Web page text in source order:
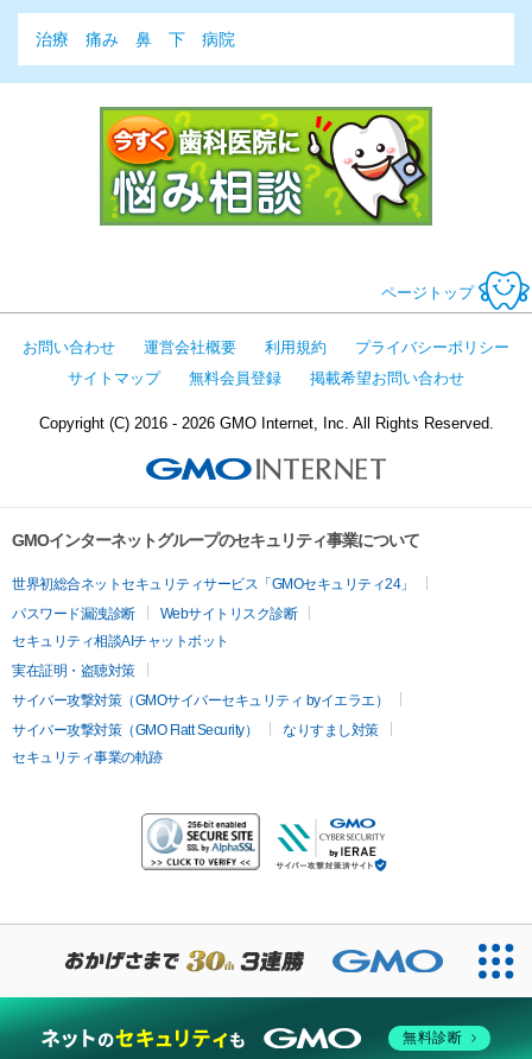
治療 痛み 鼻 下 病院
ページトップ
お問い合わせ 運営会社概要 利用規約
プライバシーポリシー
サイトマップ
無料会員登録 掲載希望お問い合わせ
Copyright (C) 2016 - 2026 GMO Internet, Inc. All Rights Reserved.
GMOインターネットグループのセキュリティ事業について
世界初総合ネットセキュリティサービス「GMOセキュリティ24」
パスワード漏洩診断
Webサイトリスク診断
セキュリティ相談AIチャットボット
実在証明・盗聴対策
サイバー攻撃対策（GMOサイバーセキュリティ byイエラエ）
サイバー攻撃対策（GMO Flatt Security）
なりすまし対策
セキュリティ事業の軌跡
無料診断